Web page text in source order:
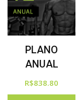
PLANO
ANUAL
R$838.80